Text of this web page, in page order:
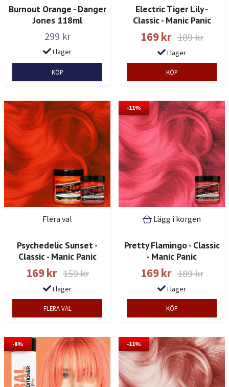
Burnout Orange - Danger
Jones 118ml
299 kr
I lager
Electric Tiger Lily -
Classic - Manic Panic
169 kr 189 kr
I lager
Flera val
Psychedelic Sunset -
Classic - Manic Panic
169 kr 159 kr
I lager
FLERA VAL
-11%
Lägg i korgen
Pretty Flamingo - Classic
- Manic Panic
169 kr 189 kr
I lager
-8% -11%